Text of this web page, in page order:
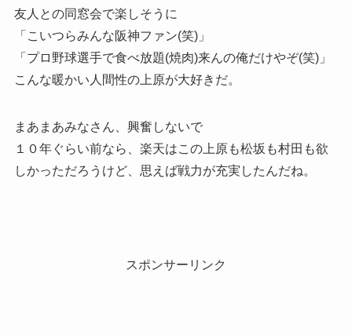
友人との同窓会で楽しそうに
「こいつらみんな阪神ファン(笑)」
「プロ野球選手で食べ放題(焼肉)来んの俺だけやぞ(笑)」
こんな暖かい人間性の上原が大好きだ。
まあまあみなさん、興奮しないで
１０年ぐらい前なら、楽天はこの上原も松坂も村田も欲
しかっただろうけど、思えば戦力が充実したんだね。
スポンサーリンク